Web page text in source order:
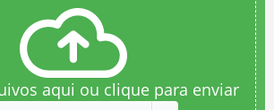
aqui ou clique para enviar